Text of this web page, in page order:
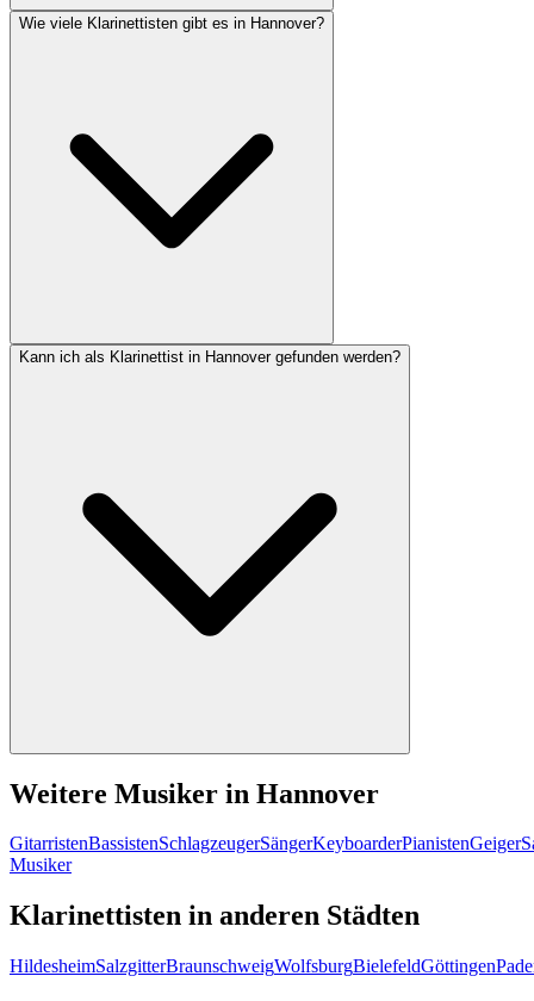
Wie viele Klarinettisten gibt es in Hannover?
Kann ich als Klarinettist in Hannover gefunden werden?
Weitere Musiker in Hannover
GitarristenBassistenSchlagzeugerSängerKeyboarderPianistenGeiger
Musiker
Klarinettisten in anderen Städten
HildesheimSalzgitterBraunschweigWolfsburgBielefeldGöttingen